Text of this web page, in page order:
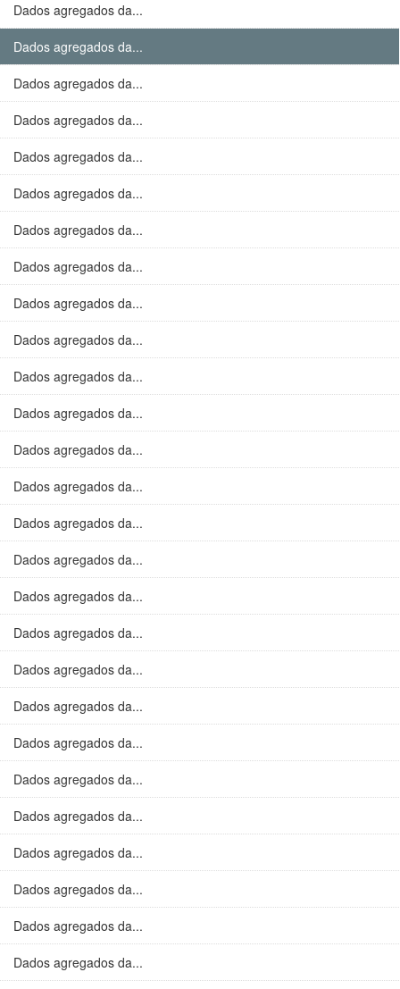
Dados agregados da...
Dados agregados da...
Dados agregados da...
Dados agregados da...
Dados agregados da...
Dados agregados da...
Dados agregados da...
Dados agregados da...
Dados agregados da...
Dados agregados da...
Dados agregados da...
Dados agregados da...
Dados agregados da...
Dados agregados da...
Dados agregados da...
Dados agregados da...
Dados agregados da...
Dados agregados da...
Dados agregados da...
Dados agregados da...
Dados agregados da...
Dados agregados da...
Dados agregados da...
Dados agregados da...
Dados agregados da...
Dados agregados da...
Dados agregados da...